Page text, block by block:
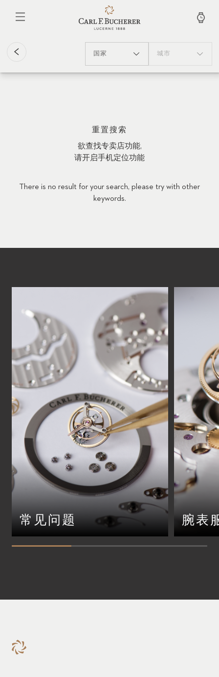
国家 城市
重置搜索
欲查找专卖店功能,
请开启手机定位功能
There is no result for your search, please try with other
keywords.
常见问题 腕表